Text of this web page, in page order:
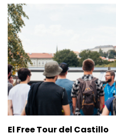
El Free Tour del Castillo